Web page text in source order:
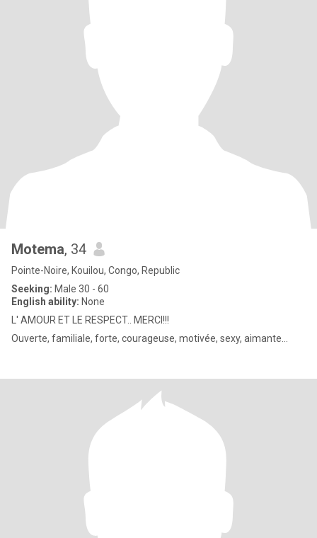
Motema, 34
Pointe-Noire, Kouilou, Congo, Republic
Seeking: Male 30 - 60
English ability: None
L' AMOUR ET LE RESPECT.. MERCI!!!
Ouverte, familiale, forte, courageuse, motivée, sexy, aimante...